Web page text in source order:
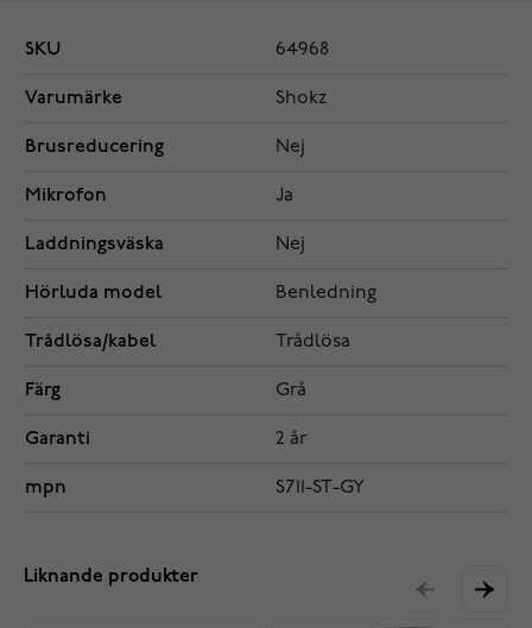
SKU 64968
Varumärke Shokz
Brusreducering Nej
Mikrofon Ja
Laddningsväska Nej
Hörluda model Benledning
Trådlösa/kabel Trådlösa
Färg Grå
Garanti 2 år
mpn S711-ST-GY
Liknande produkter